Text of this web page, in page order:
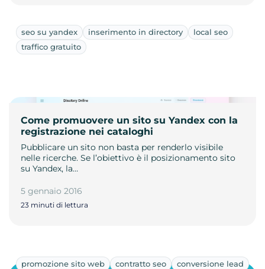
seo su yandex inserimento in directory
local seo
traffico gratuito
Come promuovere un sito su Yandex con la
registrazione nei cataloghi
Pubblicare un sito non basta per renderlo visibile
nelle ricerche. Se l’obiettivo è il posizionamento sito
su Yandex, la…
5 gennaio 2016
23 minuti di lettura
promozione sito web contratto seo
conversione lead